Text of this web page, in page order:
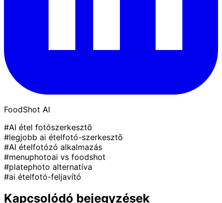
FoodShot AI
#AI étel fotószerkesztő
#legjobb ai ételfotó-szerkesztő
#AI ételfotózó alkalmazás
#menuphotoai vs foodshot
#platephoto alternatíva
#ai ételfotó-feljavító
Kapcsolódó bejegyzések